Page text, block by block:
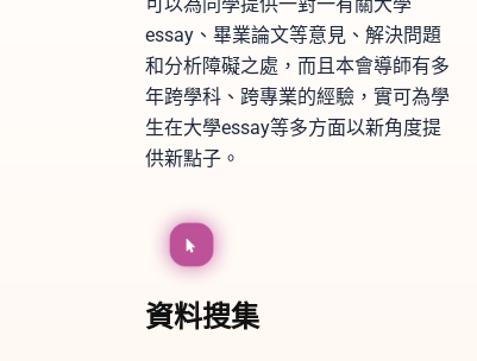
可以為同學提供一對一有關大學
essay、畢業論文等意見、解決問題
和分析障礙之處，而且本會導師有多
年跨學科、跨專業的經驗，實可為學
生在大學essay等多方面以新角度提
供新點子。
資料搜集